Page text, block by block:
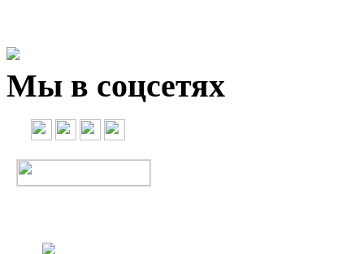
Мы в соцсетях